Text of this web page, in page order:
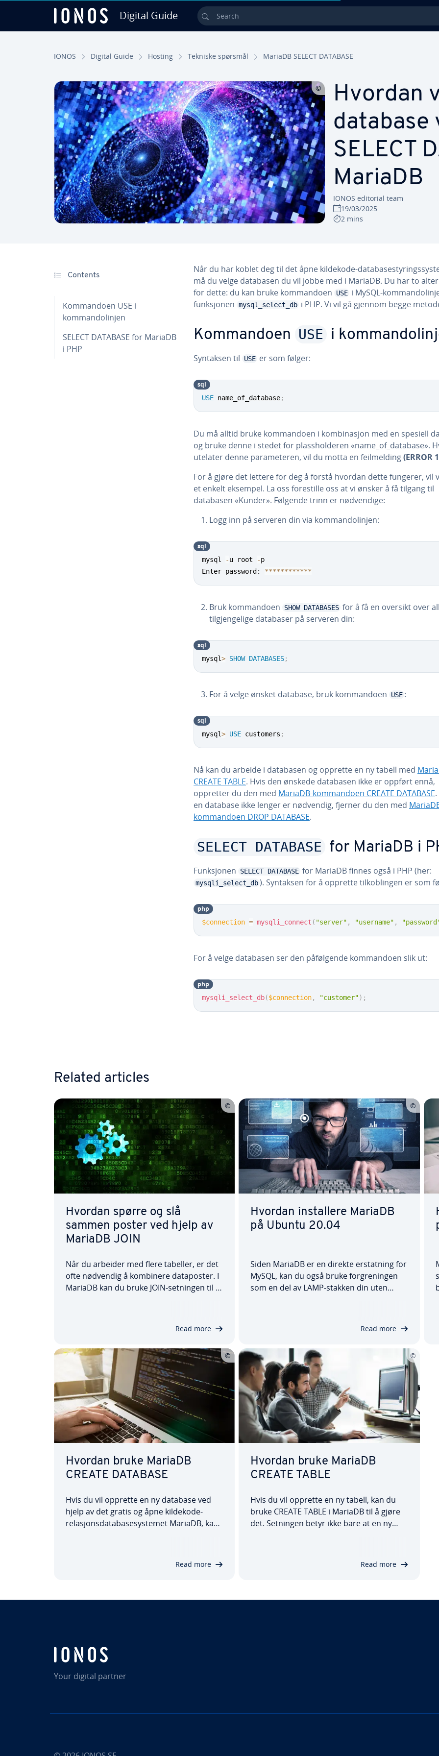
Digital Guide Search
IONOS Digital Guide Hosting Tekniske spørsmål MariaDB SELECT DATABASE
Hvordan
database
SELECT
MariaDB
IONOS editorial team
19/03/2025
2 mins
Contents
Kommandoen USE i
kommandolinjen
SELECT DATABASE for MariaDB
i PHP
Når du har koblet deg til det åpne kildekode-
må du velge databasen du vil jobbe med i MariaDB. Du har to
for dette: du kan bruke kommandoen
USE i MySQL-
funksjonen mysql_select_db i PHP. Vi vil gå gjennom begge
Kommandoen USE i
Syntaksen til USE er som følger:
USE name_of_database;
sql
Du må alltid bruke kommandoen i kombinasjon med en spesiell
og bruke denne i stedet for plassholderen «name_of_database».
utelater denne parameteren, vil du motta en feilmelding(ERROR
For å gjøre det lettere for deg å forstå hvordan dette fungerer, vil
et enkelt eksempel. La oss forestille oss at vi ønsker å få tilgang til
databasen «Kunder». Følgende trinn er nødvendige:
Logg inn på serveren din via kommandolinjen:
mysql -u root -p
Enter password: ************
sql
Bruk kommandoen SHOW DATABASES for å få en oversikt over
tilgjengelige databaser på serveren din:
mysql> SHOW DATABASES;
sql
For å velge ønsket database, bruk kommandoen USE :
mysql> USE customers ;
sql
Nå kan du arbeide i databasen og opprette en ny tabell med
CREATE TABLE. Hvis den ønskede databasen ikke er oppført ennå,
oppretter du den med MariaDB-kommandoen CREATE DATABASE
en database ikke lenger er nødvendig, fjerner du den med
kommandoen DROP DATABASE.
SELECT DATABASE for MariaDB i
Funksjonen SELECT DATABASE for MariaDB finnes også i PHP (her:
mysqli_select_db ). Syntaksen for å opprette tilkoblingen er som
$connection = mysqli_connect ( "server" , "username" ,
php
For å velge databasen ser den påfølgende kommandoen slik ut:
mysqli_select_db($connection, "customer") ;
php
Related articles
Hvordan spørre og slå
sammen poster ved hjelp av
MariaDB JOIN
Når du arbeider med flere tabeller, er det
ofte nødvendig å kombinere dataposter. I
MariaDB kan du bruke JOIN-setningen til å
JOIN, LEFT OUTER JOIN og RIGHT OUTER…
Read more
Hvordan installere MariaDB
på Ubuntu 20.04
Siden MariaDB er en direkte erstatning for
MySQL, kan du også bruke forgreningen
som en del av LAMP-stakken din uten
sikkerhetstiltak som anbefales, og
hvordan du…
Read more
Hvordan bruke MariaDB
CREATE DATABASE
Hvis du vil opprette en ny database ved
hjelp av det gratis og åpne kildekode-
relasjonsdatabasesystemet MariaDB, kan
kommandoen fungerer og utforsker ulike
Read more
Hvordan bruke MariaDB
CREATE TABLE
Hvis du vil opprette en ny tabell, kan du
bruke CREATE TABLE i MariaDB til å gjøre
det. Setningen betyr ikke bare at en ny
forklarer vi nøyaktig hvordan CREATE…
Read more
Your digital partner